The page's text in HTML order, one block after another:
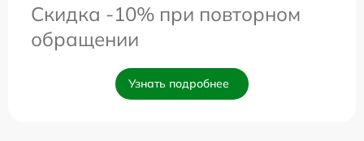
Скидка -10% при повторном
обращении
Узнать подробнее